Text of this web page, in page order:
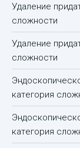
Удаление
сложности
Удаление
сложности
категория
категория